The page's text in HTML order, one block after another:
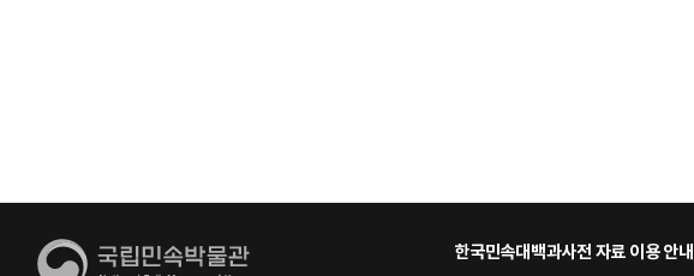
한국민속대백과사전 자료 이용 안내